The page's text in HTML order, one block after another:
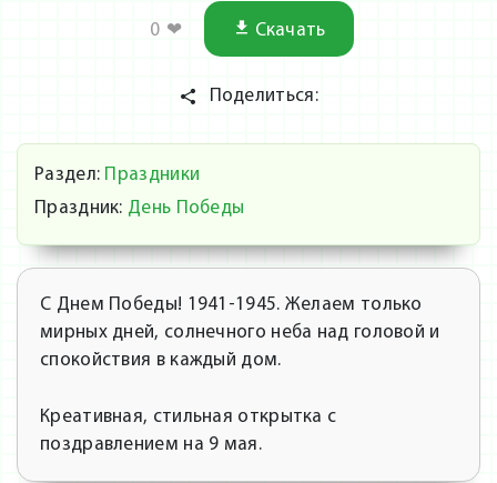
0 ❤ Скачать
Поделиться:
Раздел: Праздники
Праздник: День Победы
С Днем Победы! 1941-1945. Желаем только
мирных дней, солнечного неба над головой и
спокойствия в каждый дом.
Креативная, стильная открытка с
поздравлением на 9 мая.